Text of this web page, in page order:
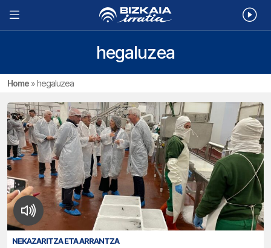
hegaluzea
Home »hegaluzea
NEKAZARITZA ETA ARRANTZA